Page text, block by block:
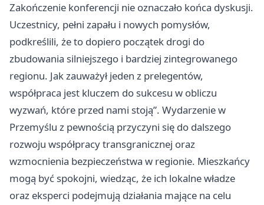
Zakończenie konferencji nie oznaczało końca dyskusji.
Uczestnicy, pełni zapału i nowych pomysłów,
podkreślili, że to dopiero początek drogi do
zbudowania silniejszego i bardziej zintegrowanego
regionu. Jak zauważył jeden z prelegentów,
współpraca jest kluczem do sukcesu w obliczu
wyzwań, które przed nami stoją”. Wydarzenie w
Przemyślu z pewnością przyczyni się do dalszego
rozwoju współpracy transgranicznej oraz
wzmocnienia bezpieczeństwa w regionie. Mieszkańcy
mogą być spokojni, wiedząc, że ich lokalne władze
oraz eksperci podejmują działania mające na celu